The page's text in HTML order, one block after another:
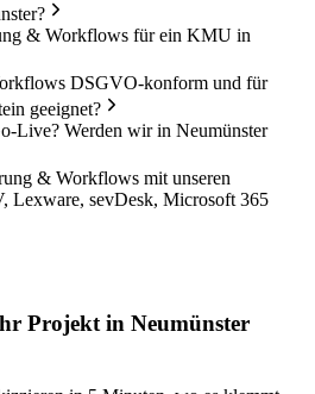
& Workflows für ein KMU in
DSGVO-konform und für
geeignet?
Live? Werden wir in Neumünster
& Workflows mit unseren
Lexware, sevDesk, Microsoft 365
Projekt in Neumünster